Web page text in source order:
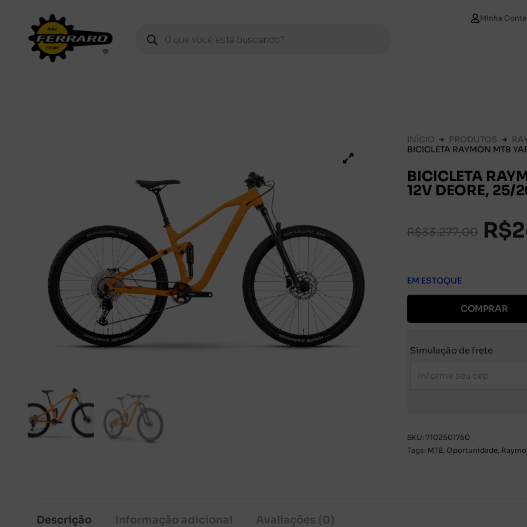
Minha Conta
INÍCIO PRODUTOS
BICICLETA RAYMON MTB
BICICLETA
12V DEORE, 25/
R$33.277,00 R$
EM ESTOQUE
COMPRAR
Simulação de frete
SKU: 7102501750
Tags: MTB, Oportunidade,
Descrição Informação adicional Avaliações (0)